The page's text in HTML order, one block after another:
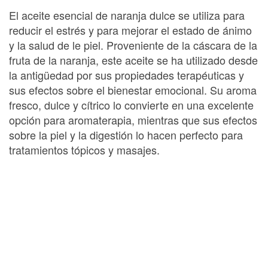
El aceite esencial de naranja dulce se utiliza para
reducir el estrés y para mejorar el estado de ánimo
y la salud de le piel. Proveniente de la cáscara de la
fruta de la naranja, este aceite se ha utilizado desde
la antigüedad por sus propiedades terapéuticas y
sus efectos sobre el bienestar emocional. Su aroma
fresco, dulce y cítrico lo convierte en una excelente
opción para aromaterapia, mientras que sus efectos
sobre la piel y la digestión lo hacen perfecto para
tratamientos tópicos y masajes.